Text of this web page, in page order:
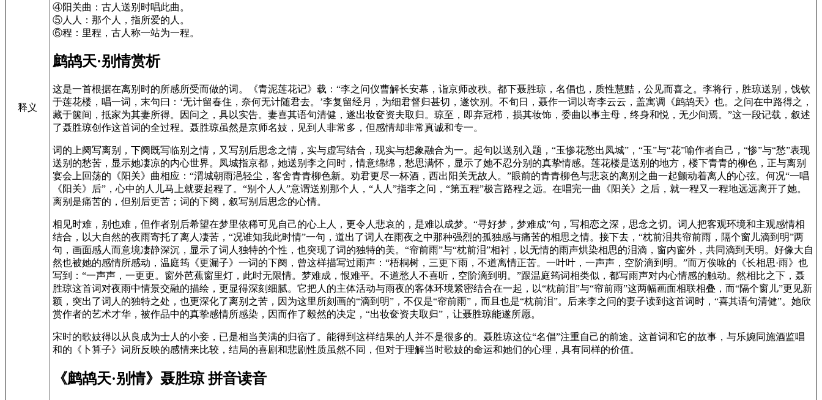
释义
④阳关曲：古人送别时唱此曲。
⑤人人：那个人，指所爱的人。
⑥程：里程，古人称一站为一程。
鹧鸪天·别情赏析
这是一首根据在离别时的所感所受而做的词。《青泥莲花记》载：“李之问仪曹解长安幕，诣京师改秩。都下聂胜琼，名倡也，质性慧黠，公见而喜之。李将行，胜琼送别，饯钦
于莲花楼，唱一词，末句曰：‘无计留春住，奈何无计随君去。’李复留经月，为细君督归甚切，遂饮别。不旬日，聂作一词以寄李云云，盖寓调《鹧鸪天》也。之问在中路得之，
藏于箧间，抵家为其妻所得。因问之，具以实告。妻喜其语句清健，遂出妆奁资夫取归。琼至，即弃冠栉，损其妆饰，委曲以事主母，终身和悦，无少间焉。”这一段记载，叙述
了聂胜琼创作这首词的全过程。聂胜琼虽然是京师名妓，见到人非常多，但感情却非常真诚和专一。
词的上阕写离别，下阕既写临别之情，又写别后思念之情，实与虚写结合，现实与想象融合为一。起句以送别入题，“玉惨花愁出凤城”，“玉”与“花”喻作者自己，“惨”与“愁”表现
送别的愁苦，显示她凄凉的内心世界。凤城指京都，她送别李之问时，情意绵绵，愁思满怀，显示了她不忍分别的真挚情感。莲花楼是送别的地方，楼下青青的柳色，正与离别
宴会上回荡的《阳关》曲相应：“渭城朝雨浥轻尘，客舍青青柳色新。劝君更尽一杯酒，西出阳关无故人。”眼前的青青柳色与悲哀的离别之曲一起颤动着离人的心弦。何况“一唱
《阳关》后”，心中的人儿马上就要起程了。“别个人人”意谓送别那个人，“人人”指李之问，“第五程”极言路程之远。在唱完一曲《阳关》之后，就一程又一程地远远离开了她。
离别是痛苦的，但别后更苦；词的下阕，叙写别后思念的心情。
相见时难，别也难，但作者别后希望在梦里依稀可见自己的心上人，更令人悲哀的，是难以成梦。“寻好梦，梦难成”句，写相恋之深，思念之切。词人把客观环境和主观感情相
结合，以大自然的夜雨寄托了离人凄苦，“况谁知我此时情”一句，道出了词人在雨夜之中那种强烈的孤独感与痛苦的相思之情。接下去，“枕前泪共帘前雨，隔个窗儿滴到明”两
句，画面感人而意境凄静深沉，显示了词人独特的个性，也突现了词的独特的美。“帘前雨”与“枕前泪”相衬，以无情的雨声烘染相思的泪滴，窗内窗外，共同滴到天明。好像大自
然也被她的感情所感动，温庭筠《更漏子》一词的下阕，曾这样描写过雨声：“梧桐树，三更下雨，不道离情正苦。一叶叶，一声声，空阶滴到明。”而万俟咏的《长相思·雨》也
写到：“一声声，一更更。窗外芭蕉窗里灯，此时无限情。梦难成，恨难平。不道愁人不喜听，空阶滴到明。”跟温庭筠词相类似，都写雨声对内心情感的触动。然相比之下，聂
胜琼这首词对夜雨中情景交融的描绘，更显得深刻细腻。它把人的主体活动与雨夜的客体环境紧密结合在一起，以“枕前泪”与“帘前雨”这两幅画面相联相叠，而“隔个窗儿”更见新
颖，突出了词人的独特之处，也更深化了离别之苦，因为这里所刻画的“滴到明”，不仅是“帘前雨”，而且也是“枕前泪”。后来李之问的妻子读到这首词时，“喜其语句清健”。她欣
赏作者的艺术才华，被作品中的真挚感情所感染，因而作了毅然的决定，“出妆奁资夫取归”，让聂胜琼能遂所愿。
宋时的歌妓得以从良成为士人的小妾，已是相当美满的归宿了。能得到这样结果的人并不是很多的。聂胜琼这位“名倡”注重自己的前途。这首词和它的故事，与乐婉同施酒监唱
和的《卜算子》词所反映的感情来比较，结局的喜剧和悲剧性质虽然不同，但对于理解当时歌妓的命运和她们的心理，具有同样的价值。
《鹧鸪天·别情》聂胜琼 拼音读音